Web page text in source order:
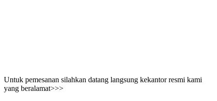
Untuk pemesanan silahkan datang langsung kekantor resmi kami
yang beralamat>>>